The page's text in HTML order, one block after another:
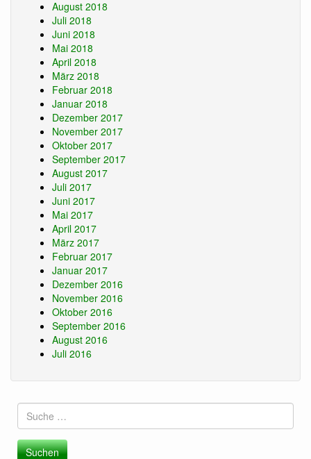
August 2018
Juli 2018
Juni 2018
Mai 2018
April 2018
März 2018
Februar 2018
Januar 2018
Dezember 2017
November 2017
Oktober 2017
September 2017
August 2017
Juli 2017
Juni 2017
Mai 2017
April 2017
März 2017
Februar 2017
Januar 2017
Dezember 2016
November 2016
Oktober 2016
September 2016
August 2016
Juli 2016
Suche
nach: